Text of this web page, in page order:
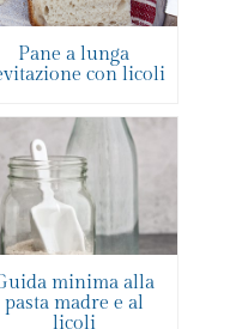
Pane a lunga
con licoli
minima alla
pasta madre e al
licoli